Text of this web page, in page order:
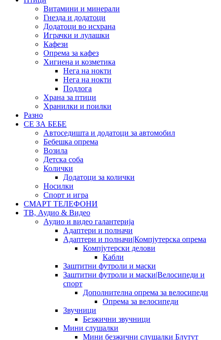
Витамини и минерали
Гнезда и додатоци
Додатоци во исхрана
Играчки и лулашки
Кафези
Опрема за кафез
Хигиена и козметика
Нега на нокти
Нега на нокти
Подлога
Храна за птици
Хранилки и поилки
Разно
СЕ ЗА БЕБЕ
Автоседишта и додатоци за автомобил
Бебешка опрема
Возила
Детска соба
Колички
Додатоци за колички
Носилки
Спорт и игра
СМАРТ ТЕЛЕФОНИ
ТВ, Аудио & Видео
Аудио и видео галантерија
Адаптери и полначи
Адаптери и полначи|Компјутерска опрема
Компјутерски делови
Кабли
Заштитни футроли и маски
Заштитни футроли и маски|Велосипеди и
спорт
Дополнителна опрема за велосипеди
Опрема за велосипеди
Звучници
Безжични звучници
Мини слушалки
Мини безжични слушалки Блутут